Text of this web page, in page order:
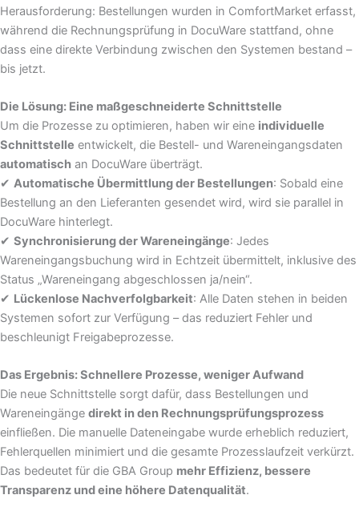
Herausforderung: Bestellungen wurden in ComfortMarket erfasst,
während die Rechnungsprüfung in DocuWare stattfand, ohne
dass eine direkte Verbindung zwischen den Systemen bestand –
bis jetzt.
Die Lösung: Eine maßgeschneiderte Schnittstelle
Um die Prozesse zu optimieren, haben wir eine individuelle
Schnittstelle entwickelt, die Bestell- und Wareneingangsdaten
automatisch an DocuWare überträgt.
✔ Automatische Übermittlung der Bestellungen: Sobald eine
Bestellung an den Lieferanten gesendet wird, wird sie parallel in
DocuWare hinterlegt.
✔ Synchronisierung der Wareneingänge: Jedes
Wareneingangsbuchung wird in Echtzeit übermittelt, inklusive des
Status „Wareneingang abgeschlossen ja/nein“.
✔ Lückenlose Nachverfolgbarkeit: Alle Daten stehen in beiden
Systemen sofort zur Verfügung – das reduziert Fehler und
beschleunigt Freigabeprozesse.
Das Ergebnis: Schnellere Prozesse, weniger Aufwand
Die neue Schnittstelle sorgt dafür, dass Bestellungen und
Wareneingänge direkt in den Rechnungsprüfungsprozess
einfließen. Die manuelle Dateneingabe wurde erheblich reduziert,
Fehlerquellen minimiert und die gesamte Prozesslaufzeit verkürzt.
Das bedeutet für die GBA Group mehr Effizienz, bessere
Transparenz und eine höhere Datenqualität.